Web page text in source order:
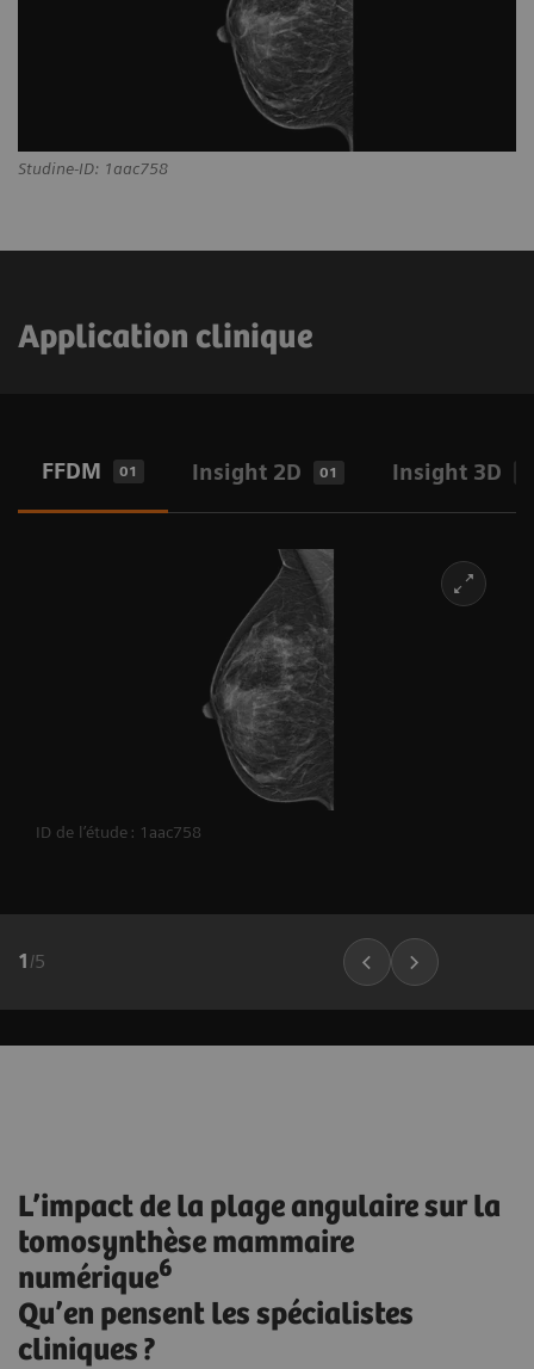
Studine-ID: 1aac758
Application clinique
FFDM 01 Insight 2D 01 Insight 3D
ID de l’étude : 1aac758
1 /5
L’impact de la plage angulaire sur la
tomosynthèse mammaire
numérique6
Qu’en pensent les spécialistes
cliniques ?